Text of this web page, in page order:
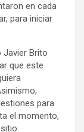
en cada
para iniciar
Javier Brito
que este
para
el momento,